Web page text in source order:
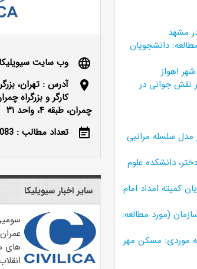
مشهد
دانشجویان
نقش جوانی در
مدل سلسله مراتبی
دانشکده علوم
کمیته امداد امام
(مورد مطالعه:
موردی: مسکن مهر
language
وب سایت سیویلیکا
location_on
آدرس : تهران،
چمران، طبقه ۴، واحد ۳۱
event_note
تعداد مطالب : 5083
سایر اخبار سیویلیکا
های